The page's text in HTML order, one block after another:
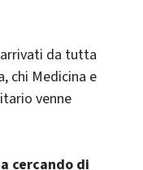
da tutta
chi Medicina e
venne
cercando di